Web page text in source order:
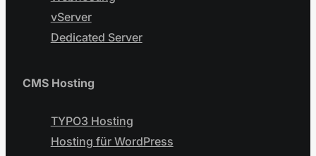
vServer
Dedicated Server
CMS Hosting
TYPO3 Hosting
Hosting für WordPress